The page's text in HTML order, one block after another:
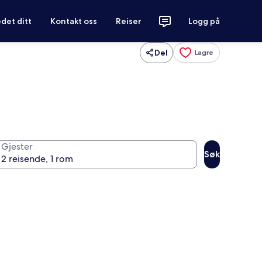
ditt Kontakt oss Reiser Logg på
Del Lagre
Gjester
Søk